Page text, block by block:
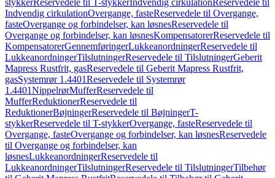
stykkerReservedele til T-stykkerIndvendig cirkulationReservedele til
Indvendig cirkulationOvergange, fasteReservedele til Overgange,
fasteOvergange og forbindelser, kan løsnesReservedele til
Overgange og forbindelser, kan løsnesKompensatorerReservedele til
KompensatorerGennemføringerLukkeanordningerReservedele til
LukkeanordningerTilslutningerReservedele til TilslutningerGeberit
Mapress Rustfrit, gasReservedele til Geberit Mapress Rustfrit,
gasSystemrør 1.4401Reservedele til Systemrør
1.4401NippelrørMufferReservedele til
MufferReduktionerReservedele til
ReduktionerBøjningerReservedele til BøjningerT-
stykkerReservedele til T-stykkerOvergange, fasteReservedele til
Overgange, fasteOvergange og forbindelser, kan løsnesReservedele
til Overgange og forbindelser, kan
løsnesLukkeanordningerReservedele til
LukkeanordningerTilslutningerReservedele til TilslutningerTilbehør